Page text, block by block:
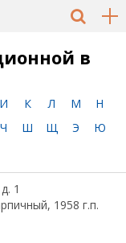
в
И К Л М
Н
Ч Ш Щ Э
Ю
1
1958 г.п.